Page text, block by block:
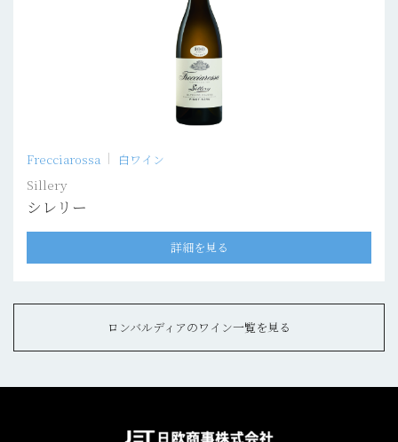
Frecciarossa 白ワイン
Sillery
シレリー
詳細を見る
ロンバルディアのワイン一覧を見る